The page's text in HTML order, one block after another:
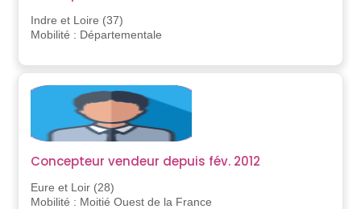
Indre et Loire (37)
Mobilité : Départementale
Concepteur vendeur depuis fév. 2012
Eure et Loir (28)
Mobilité : Moitié Ouest de la France